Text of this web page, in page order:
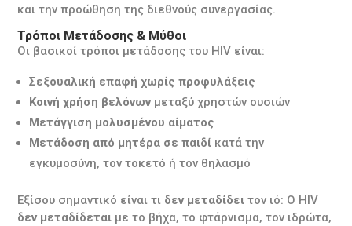
και την προώθηση της διεθνούς συνεργασίας.
Τρόποι Μετάδοσης & Μύθοι
Οι βασικοί τρόποι μετάδοσης του HIV είναι:
Σεξουαλική επαφή χωρίς προφυλάξεις
Κοινή χρήση βελόνων μεταξύ χρηστών ουσιών
Μετάγγιση μολυσμένου αίματος
Μετάδοση από μητέρα σε παιδί κατά την
εγκυμοσύνη, τον τοκετό ή τον θηλασμό
Εξίσου σημαντικό είναι τι δεν μεταδίδει τον ιό: Ο HIV
δεν μεταδίδεται με το βήχα, το φτάρνισμα, τον ιδρώτα,